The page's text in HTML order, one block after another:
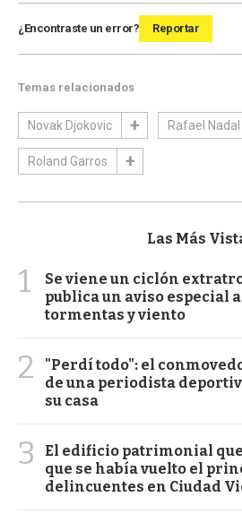
¿Encontraste un error? Reportar
Temas relacionados
Novak Djokovic Rafael Nadal
Roland Garros
Las Más
1
Se viene un ciclón
publica un aviso especial
tormentas y viento
2
"Perdí todo": el
de una periodista
su casa
3
El edificio patrimonial
que se había vuelto el
delincuentes en Ciudad